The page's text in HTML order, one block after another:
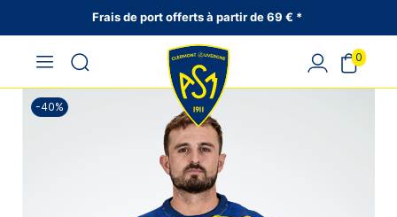
Frais de port offerts à partir de 69 € *
-40%
0